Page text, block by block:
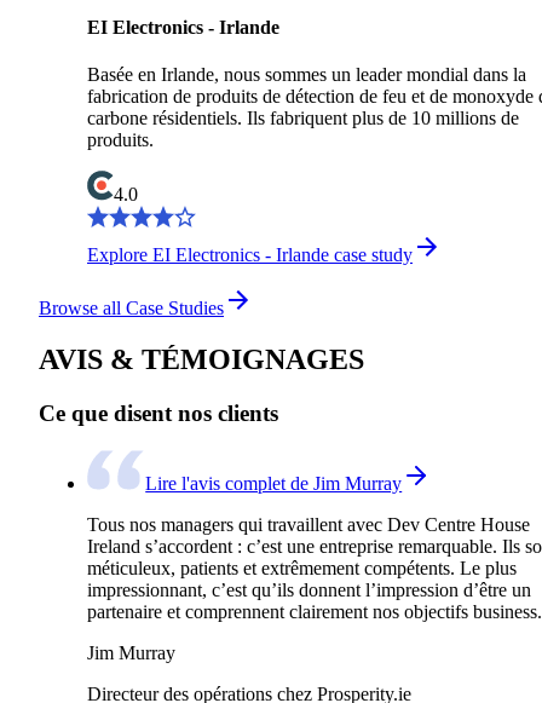
EI Electronics - Irlande
Basée en Irlande, nous sommes un leader mondial dans la
fabrication de produits de détection de feu et de monoxyde
carbone résidentiels. Ils fabriquent plus de 10 millions de
produits.
4.0
Explore EI Electronics - Irlande case study
Browse all Case Studies
AVIS & TÉMOIGNAGES
Ce que disent nos clients
Lire l'avis complet de Jim Murray
Tous nos managers qui travaillent avec Dev Centre House
Ireland s’accordent : c’est une entreprise remarquable. Ils
méticuleux, patients et extrêmement compétents. Le plus
impressionnant, c’est qu’ils donnent l’impression d’être un
partenaire et comprennent clairement nos objectifs business.
Jim Murray
Directeur des opérations chez Prosperity.ie